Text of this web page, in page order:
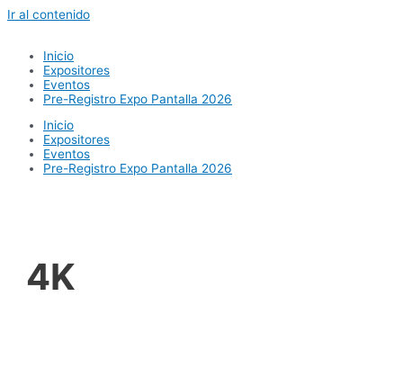
Ir al contenido
Inicio
Expositores
Eventos
Pre-Registro Expo Pantalla 2026
Inicio
Expositores
Eventos
Pre-Registro Expo Pantalla 2026
4K